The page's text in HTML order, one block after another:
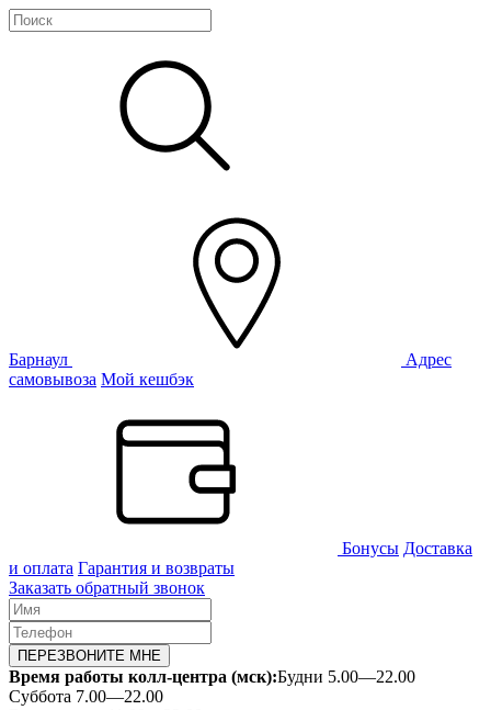
Барнаул
Адрес
самовывоза Мой кешбэк
Бонусы Доставка
и оплата Гарантия и возвраты
Заказать обратный звонок
ПЕРЕЗВОНИТЕ МНЕ
Время работы колл-центра (мск):Будни 5.00—22.00
Суббота 7.00—22.00